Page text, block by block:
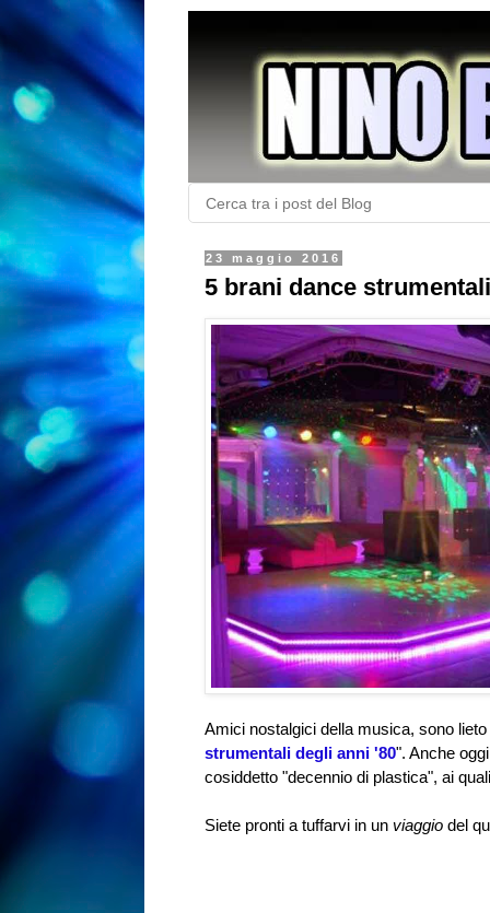
23 maggio 2016
5 brani dance
Amici nostalgici della musica, sono
strumentali degli anni '80". Anche
cosiddetto "decennio di plastica", ai
Siete pronti a tuffarvi in un viaggio del